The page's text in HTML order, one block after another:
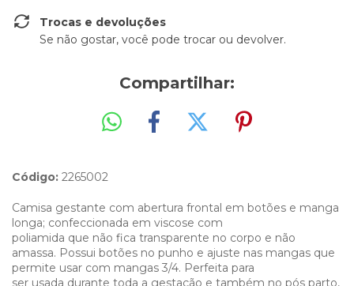
Trocas e devoluções
Se não gostar, você pode trocar ou devolver.
Compartilhar:
Código: 2265002
Camisa gestante com abertura frontal em botões e manga
longa; confeccionada em viscose com
poliamida que não fica transparente no corpo e não
amassa. Possui botões no punho e ajuste nas mangas que
permite usar com mangas 3/4. Perfeita para
ser usada durante toda a gestação e também no pós parto,